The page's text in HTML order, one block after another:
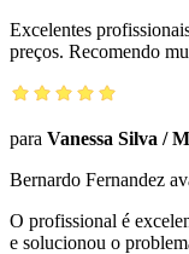
Excelentes
preços. Recomendo
para Vanessa Silva /
Bernardo Fernandez
O profissional é
e solucionou o